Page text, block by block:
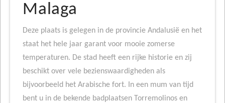
Malaga
Deze plaats is gelegen in de provincie Andalusië en het
staat het hele jaar garant voor mooie zomerse
temperaturen. De stad heeft een rijke historie en zij
beschikt over vele bezienswaardigheden als
bijvoorbeeld het Arabische fort. In een mum van tijd
bent u in de bekende badplaatsen Torremolinos en